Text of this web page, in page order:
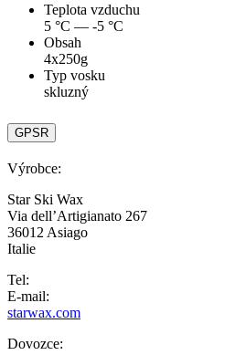
Teplota vzduchu
5 °C — -5 °C
Obsah
4x250g
Typ vosku
skluzný
GPSR
Výrobce:
Star Ski Wax
Via dell’Artigianato 267
36012 Asiago
Italie
Tel:
E-mail:
starwax.com
Dovozce: